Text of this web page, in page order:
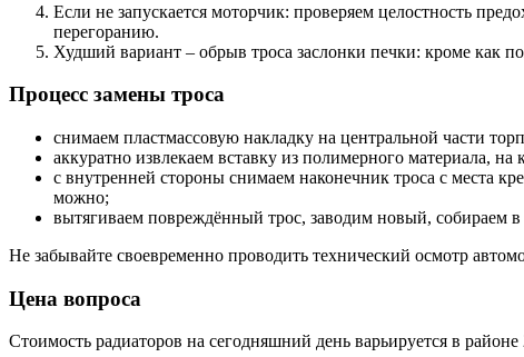
Если не запускается моторчик: проверяем целостность
перегоранию.
Худший вариант – обрыв троса заслонки печки: кроме как
Процесс замены троса
снимаем пластмассовую накладку на центральной части
аккуратно извлекаем вставку из полимерного материала,
с внутренней стороны снимаем наконечник троса с места
можно;
вытягиваем повреждённый трос, заводим новый, собираем в
Не забывайте своевременно проводить технический осмотр
Цена вопроса
Стоимость радиаторов на сегодняшний день варьируется в